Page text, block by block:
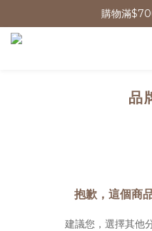
購物滿
品
抱歉，這個商
建議您，選擇其他